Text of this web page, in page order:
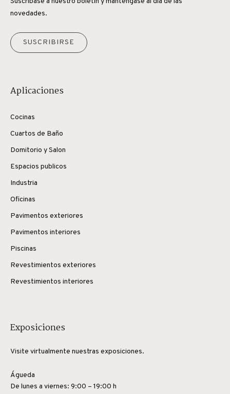
novedades.
SUSCRIBIRSE
Aplicaciones
Cocinas
Cuartos de Baño
Domitorio y Salon
Espacios publicos
Industria
Oficinas
Pavimentos exteriores
Pavimentos interiores
Piscinas
Revestimientos exteriores
Revestimientos interiores
Exposiciones
Visite virtualmente nuestras exposiciones.
Águeda
De lunes a viernes: 9:00 – 19:00 h